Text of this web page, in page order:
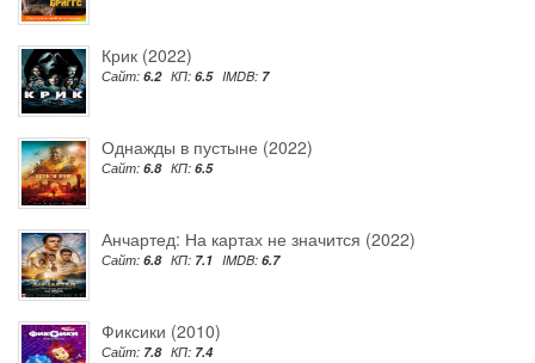
Крик (2022)
Сайт: 6.2 КП: 6.5 IMDB: 7
Однажды в пустыне (2022)
Сайт: 6.8 КП: 6.5
Анчартед: На картах не значится (2022)
Сайт: 6.8 КП: 7.1 IMDB: 6.7
Фиксики (2010)
Сайт: 7.8 КП: 7.4